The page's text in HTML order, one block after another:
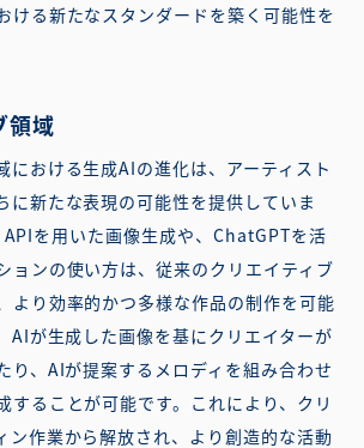
ける新たなスタンダードを築く可能性を
領域
における生成AIの進化は、アーティスト
に新たな表現の可能性を提供していま
を用いた画像生成や、ChatGPTを活
ョンの使い方は、従来のクリエイティブ
より効率的かつ多様な作品の制作を可能
AIが生成した画像を基にクリエイターが
り、AIが提案するメロディを組み合わせ
することが可能です。これにより、クリ
ン作業から解放され、より創造的な活動